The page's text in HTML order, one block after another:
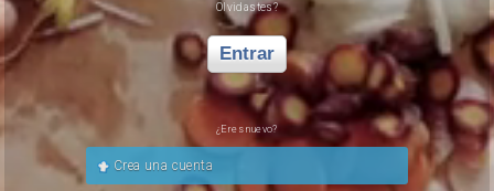
Olvidastes?
Entrar
¿Eres nuevo?
Crea una cuenta